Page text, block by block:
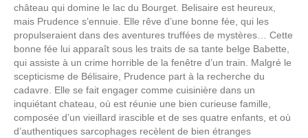
château qui domine le lac du Bourget. Belisaire est heureux,
mais Prudence s’ennuie. Elle rêve d’une bonne fée, qui les
propulseraient dans des aventures truffées de mystères… Cette
bonne fée lui apparaît sous les traits de sa tante belge Babette,
qui assiste à un crime horrible de la fenêtre d’un train. Malgré le
scepticisme de Bélisaire, Prudence part à la recherche du
cadavre. Elle se fait engager comme cuisinière dans un
inquiétant chateau, où est réunie une bien curieuse famille,
composée d’un vieillard irascible et de ses quatre enfants, et où
d’authentiques sarcophages recèlent de bien étranges